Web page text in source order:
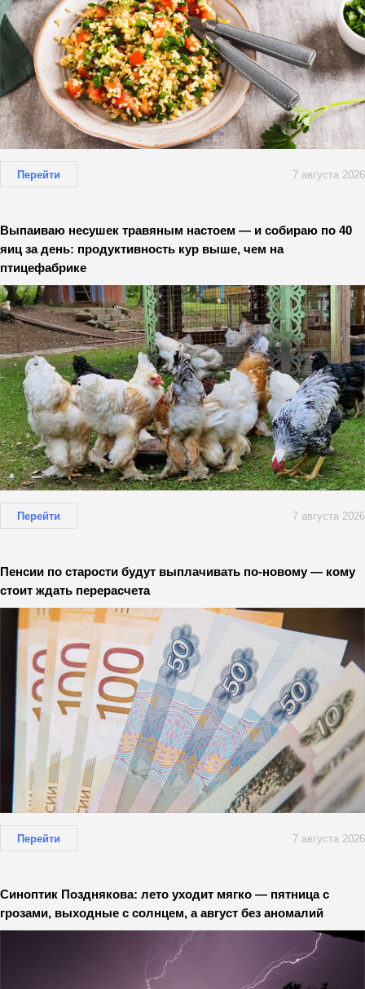
Перейти 7 августа 2026
Выпаиваю несушек травяным настоем — и собираю по 40
яиц за день: продуктивность кур выше, чем на
птицефабрике
Перейти 7 августа 2026
Пенсии по старости будут выплачивать по-новому — кому
стоит ждать перерасчета
Перейти 7 августа 2026
Синоптик Позднякова: лето уходит мягко — пятница с
грозами, выходные с солнцем, а август без аномалий